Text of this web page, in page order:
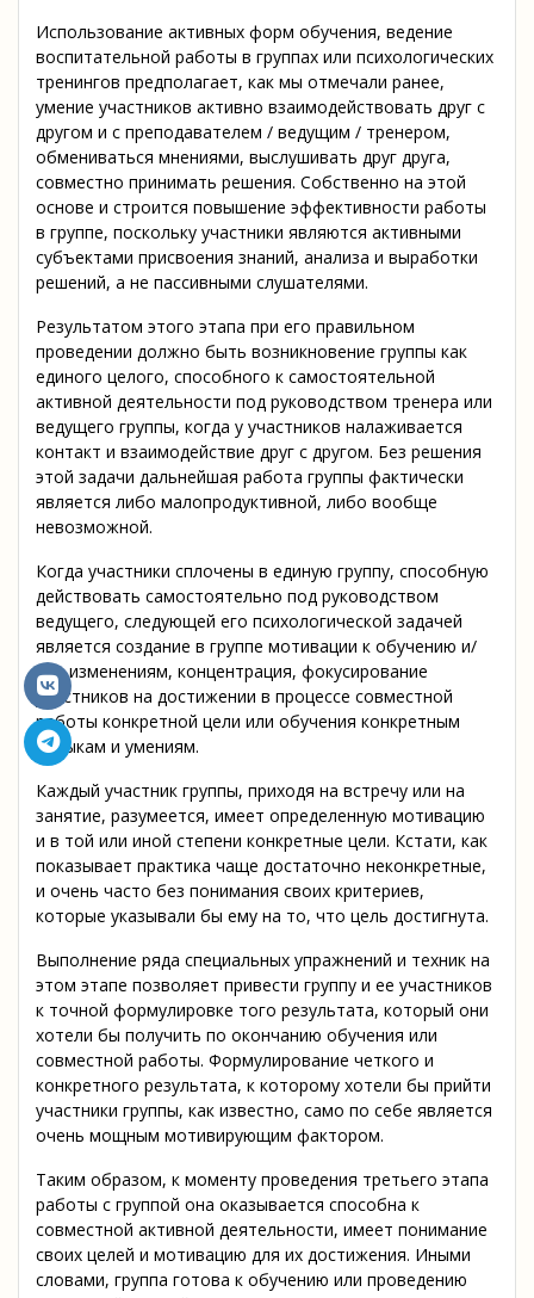
Использование активных форм обучения, ведение
воспитательной работы в группах или психологических
тренингов предполагает, как мы отмечали ранее,
умение участников активно взаимодействовать друг с
другом и с преподавателем / ведущим / тренером,
обмениваться мнениями, выслушивать друг друга,
совместно принимать решения. Собственно на этой
основе и строится повышение эффективности работы
в группе, поскольку участники являются активными
субъектами присвоения знаний, анализа и выработки
решений, а не пассивными слушателями.
Результатом этого этапа при его правильном
проведении должно быть возникновение группы как
единого целого, способного к самостоятельной
активной деятельности под руководством тренера или
ведущего группы, когда у участников налаживается
контакт и взаимодействие друг с другом. Без решения
этой задачи дальнейшая работа группы фактически
является либо малопродуктивной, либо вообще
невозможной.
Когда участники сплочены в единую группу, способную
действовать самостоятельно под руководством
ведущего, следующей его психологической задачей
является создание в группе мотивации к обучению и/
или изменениям, концентрация, фокусирование
участников на достижении в процессе совместной
работы конкретной цели или обучения конкретным
навыкам и умениям.
Каждый участник группы, приходя на встречу или на
занятие, разумеется, имеет определенную мотивацию
и в той или иной степени конкретные цели. Кстати, как
показывает практика чаще достаточно неконкретные,
и очень часто без понимания своих критериев,
которые указывали бы ему на то, что цель достигнута.
Выполнение ряда специальных упражнений и техник на
этом этапе позволяет привести группу и ее участников
к точной формулировке того результата, который они
хотели бы получить по окончанию обучения или
совместной работы. Формулирование четкого и
конкретного результата, к которому хотели бы прийти
участники группы, как известно, само по себе является
очень мощным мотивирующим фактором.
Таким образом, к моменту проведения третьего этапа
работы с группой она оказывается способна к
совместной активной деятельности, имеет понимание
своих целей и мотивацию для их достижения. Иными
словами, группа готова к обучению или проведению